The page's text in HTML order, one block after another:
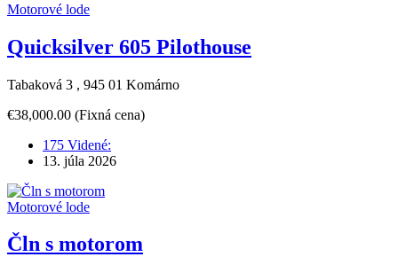
Motorové lode
Quicksilver 605 Pilothouse
Tabaková 3 , 945 01 Komárno
€38,000.00 (Fixná cena)
175 Videné:
13. júla 2026
Motorové lode
Čln s motorom